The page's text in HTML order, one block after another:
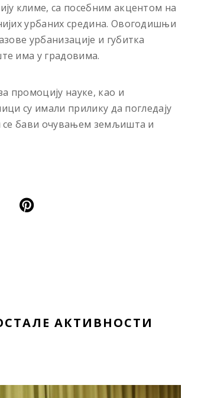
климе, са посебним акцентом на
урбаних средина. Овогодишњи
урбанизације и губитка
има у градовима.
промоцију науке, као и
су имали прилику да погледају
се бави очувањем земљишта и
АКТИВНОСТИ